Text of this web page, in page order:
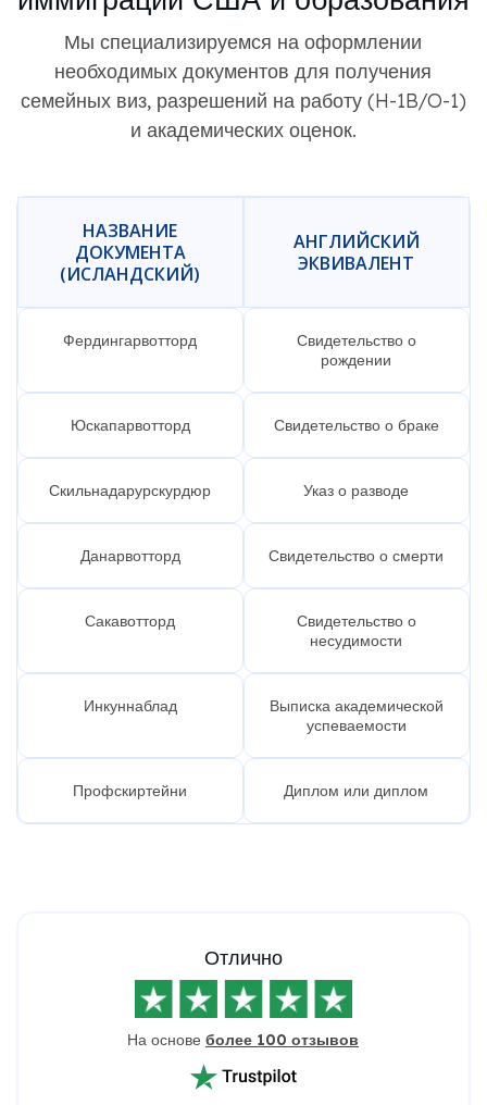
Мы специализируемся на оформлении
необходимых документов для получения
семейных виз, разрешений на работу (H-1B/O-1)
и академических оценок.
НАЗВАНИЕ
ДОКУМЕНТА
(ИСЛАНДСКИЙ)
АНГЛИЙСКИЙ
ЭКВИВАЛЕНТ
Фердингарвотторд
Свидетельство о
рождении
Юскапарвотторд Свидетельство о браке
Скильнадарурскурдюр Указ о разводе
Данарвотторд Свидетельство о смерти
Сакавотторд
Свидетельство о
несудимости
Инкуннаблад
Выписка академической
успеваемости
Профскиртейни Диплом или диплом
Отлично
На основе более 100 отзывов